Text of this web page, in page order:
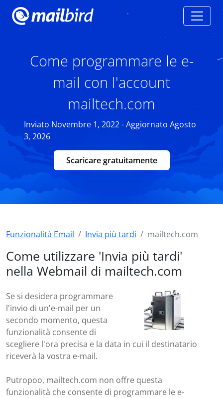
Come programmare le e-
mail con l'account
mailtech.com
Inviato Novembre 1, 2022 - Aggiornato Agosto
3, 2026
Scaricare gratuitamente
Funzionalità Email Invia più tardi mailtech.com
Come utilizzare 'Invia più tardi'
nella Webmail di mailtech.com
Se si desidera programmare
l'invio di un'e-mail per un
secondo momento, questa
funzionalità consente di
scegliere l'ora precisa e la data in cui il destinatario
riceverà la vostra e-mail.
Putropoo, mailtech.com non offre questa
funzionalità che consente di programmare le e-